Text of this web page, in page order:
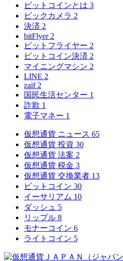
ビットコインとは 3
ビックカメラ 2
決済 2
bitFlyer 2
ビットフライヤー 2
ビットコイン決済 2
マイニングマシン 2
LINE 2
zaif 2
国民生活センター 1
詐欺 1
電子マネー 1
仮想通貨 ニュース 65
仮想通貨 投資 30
仮想通貨 法案 2
仮想通貨 税金 3
仮想通貨 交換業者 13
ビットコイン 30
イーサリアム 10
ダッシュ 5
リップル 8
モナーコイン 6
ライトコイン 5